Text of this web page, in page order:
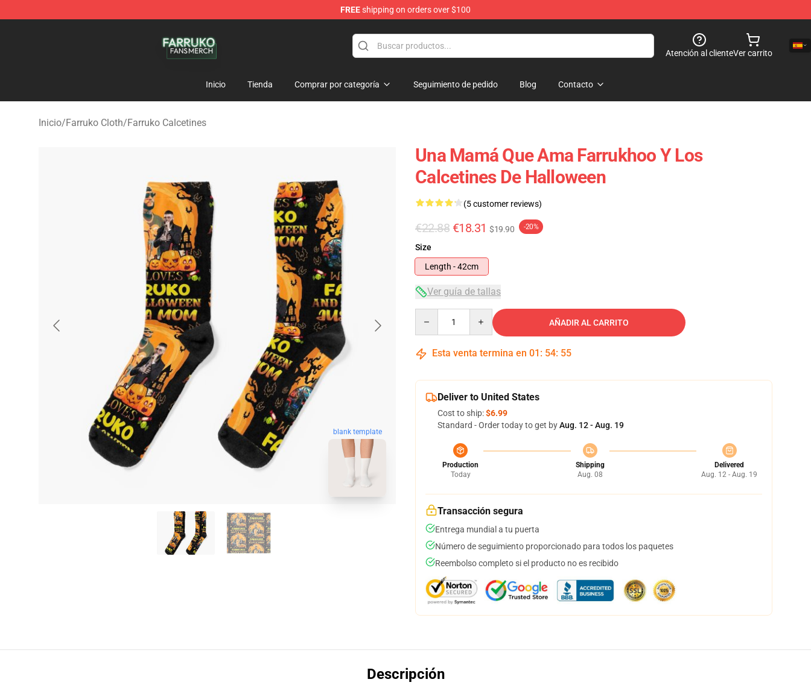
FREEshipping on orders over $100
Atención al clienteVer carrito
Inicio Tienda Comprar por categoría Seguimiento de pedido Blog Contacto
Inicio/Farruko Cloth/Farruko Calcetines
blank template
Una Mamá Que Ama Farrukhoo Y Los
Calcetines De Halloween
(5 customer reviews)
€22.88 €18.31 $19.90 -20%
Size
Length - 42cm
Ver guía de tallas
AÑADIR AL CARRITO
Esta venta termina en 01 : 54: 54
Deliver to United States
Cost to ship:$6.99
Standard - Order today to get byAug. 12 - Aug. 19
Production
Today
Shipping
Aug. 08
Delivered
Aug. 12 - Aug. 19
Transacción segura
Entrega mundial a tu puerta
Número de seguimiento proporcionado para todos los paquetes
Reembolso completo si el producto no es recibido
Descripción